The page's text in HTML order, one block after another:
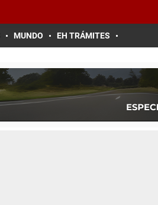
MUNDO EH TRÁMITES